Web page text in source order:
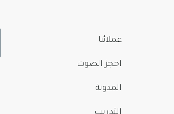
عملائنا
احجز الصوت
المدونة